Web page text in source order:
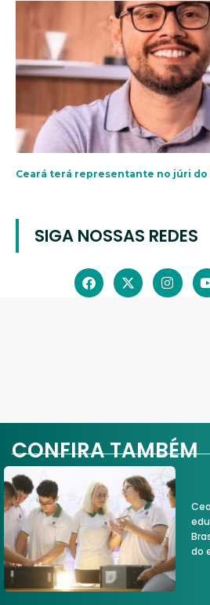
Ceará terá representante no júri do
SIGA NOSSAS REDES
CONFIRA TAMBÉM
do